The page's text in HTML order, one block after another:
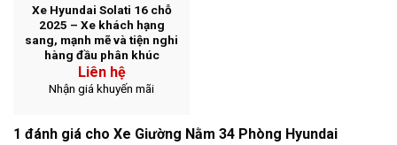
Xe Hyundai Solati 16 chỗ
2025 – Xe khách hạng
sang, mạnh mẽ và tiện nghi
hàng đầu phân khúc
Liên hệ
Nhận giá khuyến mãi
1 đánh giá cho Xe Giường Nằm 34 Phòng Hyundai